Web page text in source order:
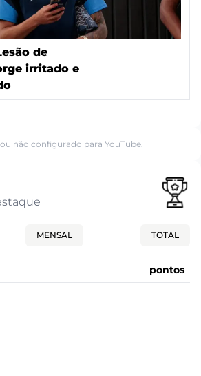
de
irritado e
não configurado para YouTube.
MENSAL TOTAL
pontos